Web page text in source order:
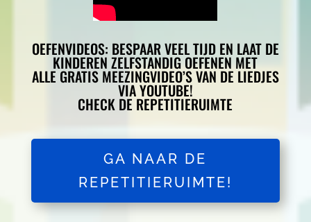
OEFENVIDEOS: BESPAAR VEEL TIJD EN LAAT DE
KINDEREN ZELFSTANDIG OEFENEN MET
ALLE GRATIS MEEZINGVIDEO’S VAN DE LIEDJES
VIA YOUTUBE!
CHECK DE REPETITIERUIMTE
GA NAAR DE
REPETITIERUIMTE!